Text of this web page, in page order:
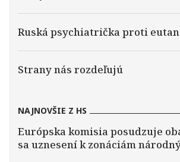
Ruská psychiatrička proti
Strany nás rozdeľujú
NAJNOVŠIE Z HS
Európska komisia posudzuje
sa uznesení k zonáciám